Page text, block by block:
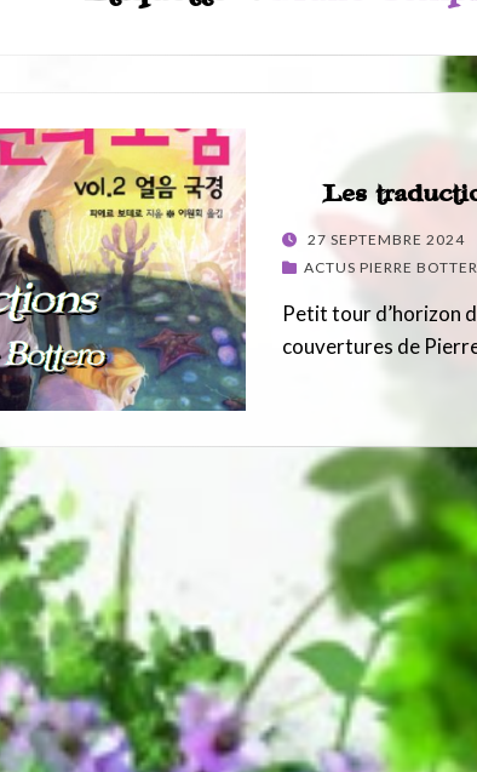
Les
POSTED
ON
27 SEPTEMBRE 2024
ACTUS PIERRE
Petit tour d’horizon
couvertures de